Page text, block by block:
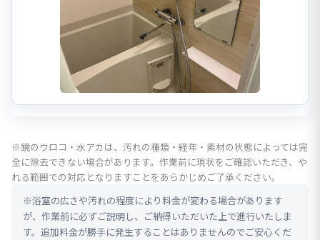
※鏡のウロコ・水アカは、汚れの種類・経年・素材の状態によっては完
全に除去できない場合があります。作業前に現状をご確認いただき、や
れる範囲での対応となりますことをあらかじめご了承ください。
※浴室の広さや汚れの程度により料金が変わる場合があります
が、作業前に必ずご説明し、ご納得いただいた上で進行いたしま
す。追加料金が勝手に発生することはありませんのでご安心くだ